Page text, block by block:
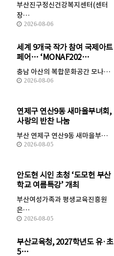
부산진구정신건강복지센터(센터
장…
2026-08-06
세계 9개국 작가 참여 국제아트
페어… ‘MONAF202…
충남 아산의 복합문화공간 모나…
2026-08-06
연제구 연산9동 새마을부녀회,
사랑의 반찬 나눔
부산 연제구 연산9동 새마을부…
2026-08-05
안도현 시인 초청 ‘도모헌 부산
학교 여름특강’ 개최
부산여성가족과 평생교육진흥원
은…
2026-08-05
부산교육청, 2027학년도 유·
5…